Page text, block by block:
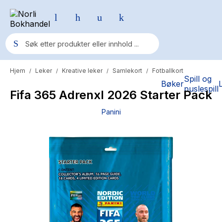
BøkerSpill og
puslespill
Populære søk
Pokemon
Yesteryear
Elizabeth Strout
Hypopressiv trening
Hjem / Leker / Kreative leker / Samlekort / Fotballkort
Fifa 365 Adrenxl 2026 Starter Pack
Panini